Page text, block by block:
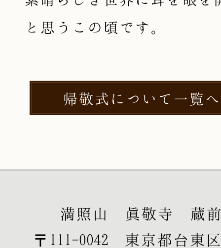
と思うこの頃です。
帰敬式について一覧
満照山 眞敬寺 蔵
〒111-0042 東京都台東